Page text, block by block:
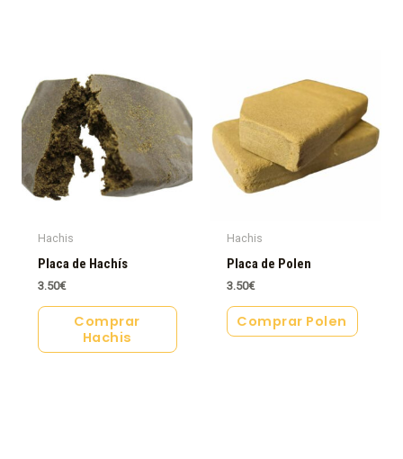
Hachis
Placa de Hachís
3.50€
Comprar
Hachis
Hachis
Placa de Polen
3.50€
Comprar Polen